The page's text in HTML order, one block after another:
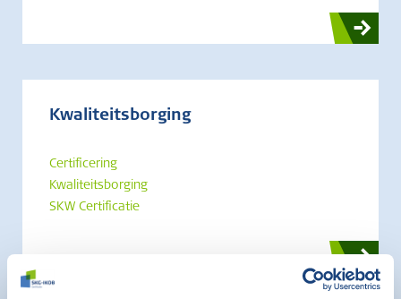
Kwaliteitsborging
Certificering
Kwaliteitsborging
SKW Certificatie